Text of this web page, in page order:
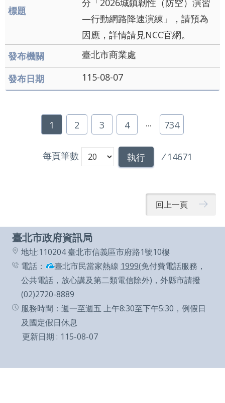
分「2026城鎮韌性（防空）演習
—行動網路降速演練」，請預為
因應，詳情請見NCC官網。
臺北市商業處
115-08-07
1 2 3 4 ... 734
每頁筆數 執行 / 14671
回上一頁
臺北市政府資訊局
地址:110204 臺北市信義區市府路1號10樓
電話：
臺北市民當家熱線 1999(免付費電話服務，
公共電話，放心講及第二類電信除外)，外縣市請撥
(02)2720-8889
服務時間：週一至週五 上午8:30至下午5:30，例假日
及國定假日休息
更新日期
115-08-07